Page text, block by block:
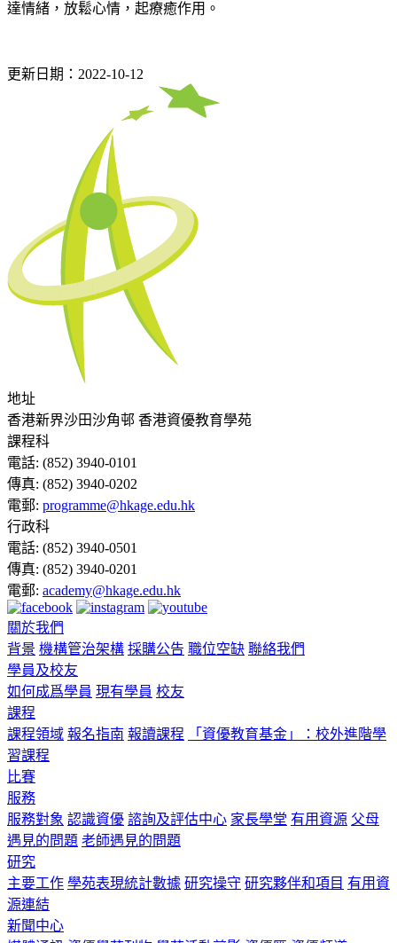
達情緒，放鬆心情，起療癒作用。
更新日期：2022-10-12
地址
香港新界沙田沙角邨 香港資優教育學苑
課程科
電話: (852) 3940-0101
傳真: (852) 3940-0202
電郵: programme@hkage.edu.hk
行政科
電話: (852) 3940-0501
傳真: (852) 3940-0201
電郵: academy@hkage.edu.hk
關於我們
背景 機構管治架構 採購公告 職位空缺 聯絡我們
學員及校友
如何成爲學員 現有學員 校友
課程
課程領域 報名指南 報讀課程
「資優教育基金」：校外進階學
習課程
比賽
服務
服務對象 認識資優 諮詢及評估中心 家長學堂 有用資源 父母
遇見的問題 老師遇見的問題
研究
主要工作 學苑表現統計數據 研究操守 研究夥伴和項目 有用資
源連結
新聞中心